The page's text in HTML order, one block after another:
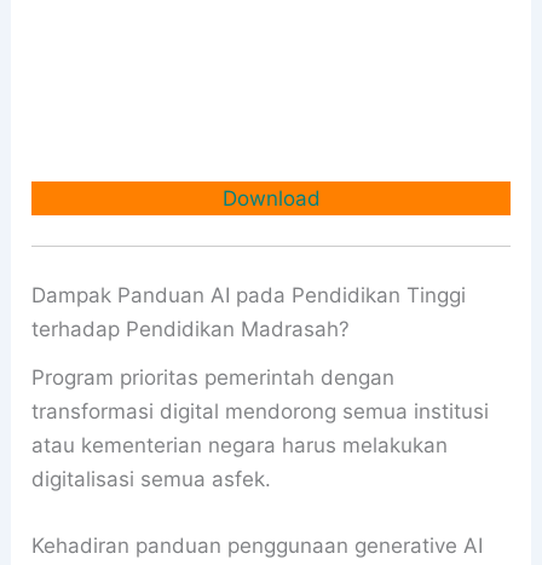
Download
Dampak Panduan AI pada Pendidikan Tinggi
terhadap Pendidikan Madrasah?
Program prioritas pemerintah dengan
transformasi digital mendorong semua institusi
atau kementerian negara harus melakukan
digitalisasi semua asfek.
Kehadiran panduan penggunaan generative AI